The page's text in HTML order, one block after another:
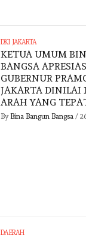
DKI JAKARTA
KETUA UMUM
BANGSA
GUBERNUR
JAKARTA DINILAI
ARAH YANG
By Bina Bangun Bangsa /
DAERAH